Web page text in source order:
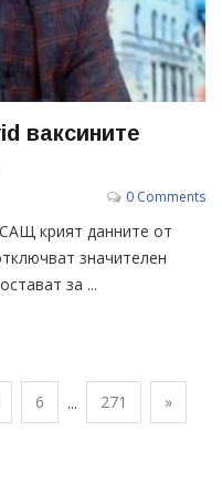
ваксините
0 Comments
крият данните от
значителен
за ...
6 ... 271 »